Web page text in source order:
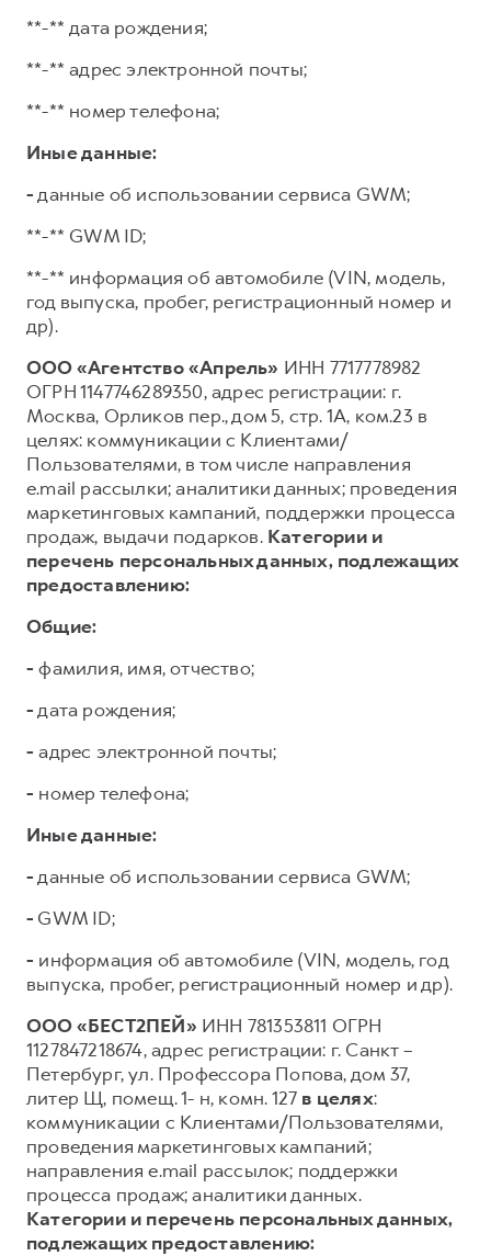
**-** дата рождения;
**-** адрес электронной почты;
**-** номер телефона;
Иные данные:
-данные об использовании сервиса GWM;
**-** GWM ID;
**-** информация об автомобиле (VIN, модель,
год выпуска, пробег, регистрационный номер и
др).
ООО «Агентство «Апрель» ИНН 7717778982
ОГРН 1147746289350, адрес регистрации: г.
Москва, Орликов пер., дом 5, стр. 1А, ком.23 в
целях: коммуникации с Клиентами/
Пользователями, в том числе направления
e.mail рассылки; аналитики данных; проведения
маркетинговых кампаний, поддержки процесса
продаж, выдачи подарков. Категории и
перечень персональных данных, подлежащих
предоставлению:
Общие:
- фамилия, имя, отчество;
-дата рождения;
- адрес электронной почты;
- номер телефона;
Иные данные:
-данные об использовании сервиса GWM;
- GWM ID;
- информация об автомобиле (VIN, модель, год
выпуска, пробег, регистрационный номер и др).
ООО «БЕСТ2ПЕЙ» ИНН 781353811 ОГРН
1127847218674, адрес регистрации: г. Санкт –
Петербург, ул. Профессора Попова, дом 37,
литер Щ, помещ. 1- н, комн. 127 в целях:
коммуникации с Клиентами/Пользователями,
проведения маркетинговых кампаний;
направления e.mail рассылок; поддержки
процесса продаж; аналитики данных.
Категории и перечень персональных данных,
подлежащих предоставлению: